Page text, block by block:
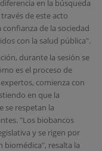
en la búsqueda
de este acto
de la sociedad
con la salud pública".
durante la sesión se
es el proceso de
comienza con
en que la
se respetan la
"Los biobancos
y se rigen por
biomédica", resalta la